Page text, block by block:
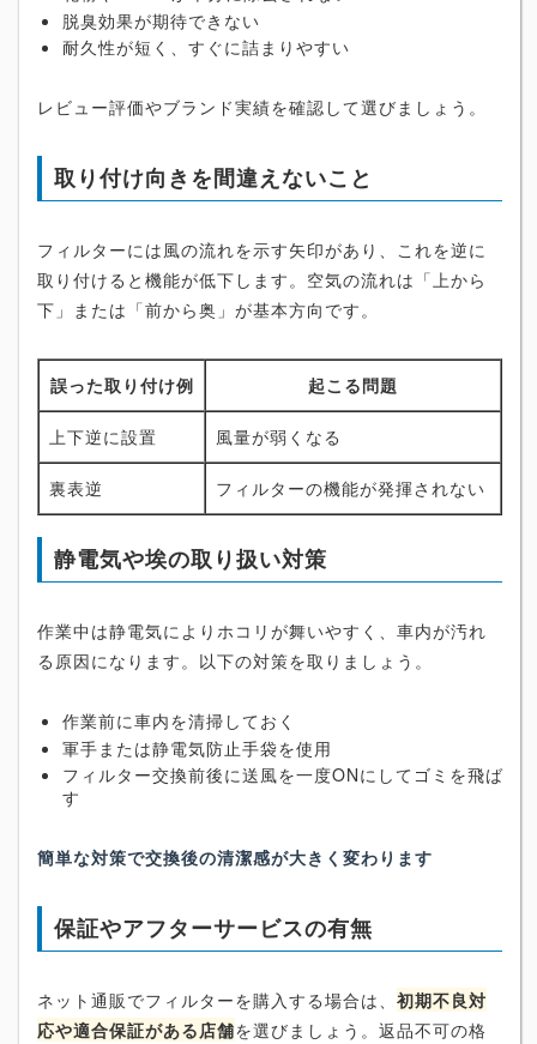
脱臭効果が期待できない
耐久性が短く、すぐに詰まりやすい
レビュー評価やブランド実績を確認して選びましょう。
取り付け向きを間違えないこと
フィルターには風の流れを示す矢印があり、これを逆に
取り付けると機能が低下します。空気の流れは「上から
下」または「前から奥」が基本方向です。
誤った取り付け例 起こる問題
上下逆に設置 風量が弱くなる
裏表逆 フィルターの機能が発揮されない
静電気や埃の取り扱い対策
作業中は静電気によりホコリが舞いやすく、車内が汚れ
る原因になります。以下の対策を取りましょう。
作業前に車内を清掃しておく
軍手または静電気防止手袋を使用
フィルター交換前後に送風を一度ONにしてゴミを飛ば
す
簡単な対策で交換後の清潔感が大きく変わります
保証やアフターサービスの有無
ネット通販でフィルターを購入する場合は、 初期不良対
応や適合保証がある店舗を選びましょう。返品不可の格